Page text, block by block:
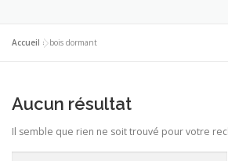
TEXTES CONTACT
Accueil »bois dormant
Aucun résultat
Il semble que rien ne soit trouvé pour votre